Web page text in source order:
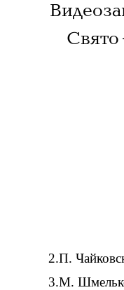
2.П.
3.М.